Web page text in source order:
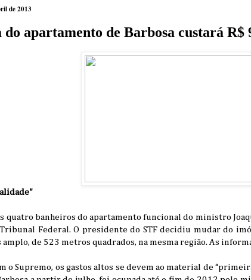
de 2013
apartamento de Barbosa custará R$
quatro banheiros do apartamento funcional do ministro
Federal. O presidente do STF decidiu mudar do
amplo, de 523 metros quadrados, na mesma região. As
o Supremo, os gastos altos se devem ao material de